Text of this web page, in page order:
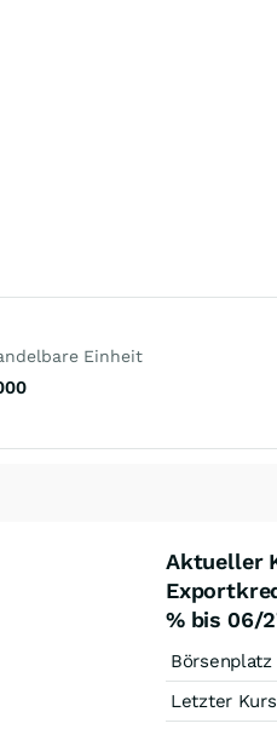
Einheit
Aktueller
% bis 06/
Börsenplatz
Letzter Kurs